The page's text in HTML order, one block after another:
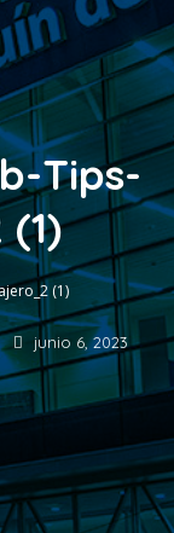
Tips-
(1)
junio 6, 2023